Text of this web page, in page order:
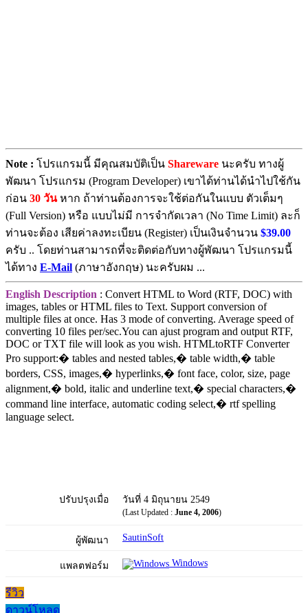
Note : โปรแกรมนี้ มีคุณสมบัติเป็น Shareware นะครับ ทางผู้
พัฒนา โปรแกรม (Program Developer) เขาได้ท่านได้นำไปใช้กัน
ก่อน 30 วันหาก ถ้าท่านต้องการจะใช้ต่อกันในแบบ ตัวเต็มๆ
(Full Version) หรือ แบบไม่มี การจำกัดเวลา (No Time Limit) ละก็
ท่านจะต้อง เสียค่าลงทะเบียน (Register) เป็นเงินจำนวน $39.00
ครับ .. โดยท่านสามารถที่จะติดต่อกับทางผู้พัฒนา โปรแกรมนี้
ได้ทาง E-Mail (ภาษาอังกฤษ) นะครับผม ...
English Description : Convert HTML to Word (RTF, DOC) with
images, tables or HTML files to Text. Support conversion of
multiple files at once. Has 3 mode of converting. Average speed of
converting 10 files per/sec.You can ajust program and output RTF,
DOC or TXT file will look as you wish. HTMLtoRTF Converter
Pro support:� tables and nested tables,� table width,� table
borders, CSS, images,� hyperlinks,� font face, color, size, page
alignment,� bold, italic and underline text,� special characters,�
command line interface, automatic coding select,� rtf spelling
language select.
ปรับปรุงเมื่อ วันที่ 4 มิถุนายน 2549
(Last Updated : June 4, 2006)
ผู้พัฒนา SautinSoft
แพลตฟอร์ม Windows
รีวิว
ดาวน์โหลด